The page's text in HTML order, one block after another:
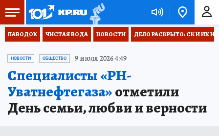
ПАВОДОК ЧИСТАЯ ВОДА НОВОСТИ ДЕЛО РАСКРЫТО: СК И ИХ
НОВОСТИ ОБЩЕСТВО 9 июля 2026 4:49
Специалисты «РН-
Уватнефтегаза»отметили
День семьи, любви и верности